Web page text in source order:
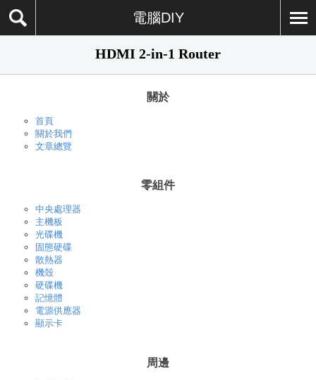
電腦DIY
HDMI 2-in-1 Router
關於
首頁
關於我們
文章總覽
零組件
中央處理器
主機板
光碟機
固態硬碟
散熱器
機殼
硬碟機
記憶體
電源供應器
顯示卡
周邊